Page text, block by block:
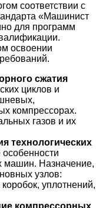
соответствии с
«Машинист
для программ
освоении
сжатия
циклов и
компрессорах.
газов и их
технологических
особенности
машин. Назначение,
узлов:
уплотнений,
компрессорных